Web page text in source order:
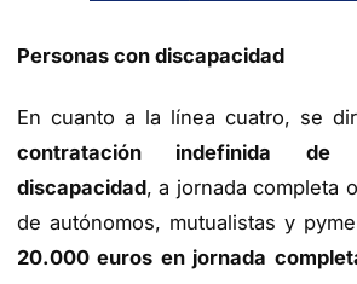
Personas con discapacidad
En cuanto a la línea cuatro, se
contratación indefinida de
discapacidad, a jornada completa
de autónomos, mutualistas y
20.000 euros en jornada